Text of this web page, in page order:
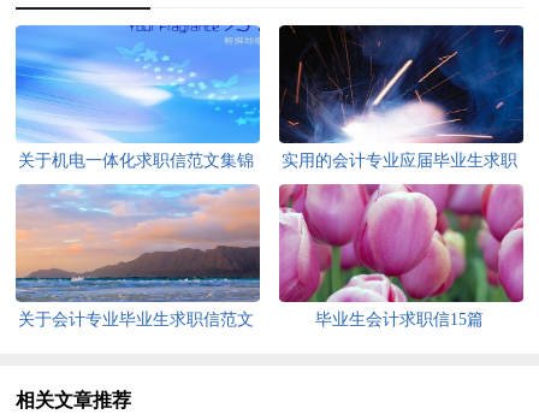
关于机电一体化求职信范文集锦
六篇
实用的会计专业应届毕业生求职
信3篇
关于会计专业毕业生求职信范文
毕业生会计求职信15篇
相关文章推荐